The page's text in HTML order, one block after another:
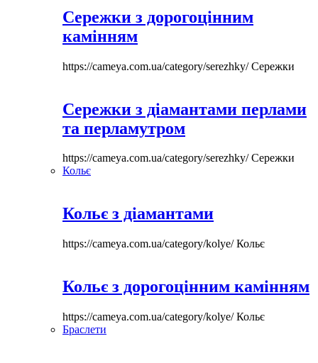
Сережки з дорогоцінним
камінням
https://cameya.com.ua/category/serezhky/Сережки
Сережки з діамантами перлами
та перламутром
https://cameya.com.ua/category/serezhky/Сережки
Кольє
Кольє з діамантами
https://cameya.com.ua/category/kolye/Кольє
Кольє з дорогоцінним камінням
https://cameya.com.ua/category/kolye/Кольє
Браслети